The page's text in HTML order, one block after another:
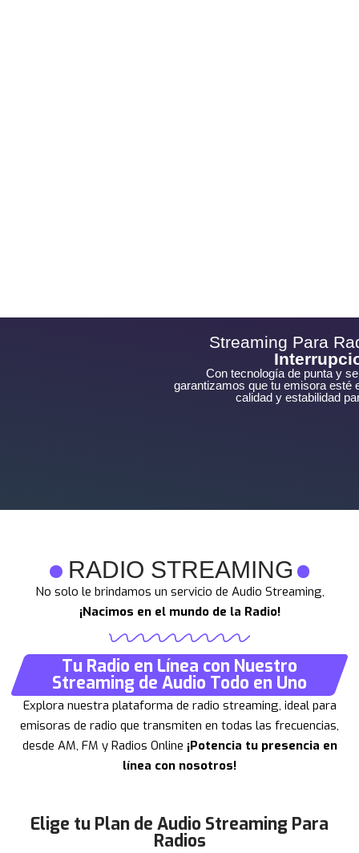
Streaming Para
Con tecnología de punta y
garantizamos que tu emisora esté
calidad y estabilidad
RADIO STREAMING
No solo le brindamos un servicio de Audio Streaming,
¡Nacimos en el mundo de la Radio!
Tu Radio en Línea con Nuestro
Streaming de Audio Todo en Uno
Explora nuestra plataforma de radio streaming, ideal para
emisoras de radio que transmiten en todas las frecuencias,
desde AM, FM y Radios Online ¡Potencia tu presencia en
línea con nosotros!
Elige tu Plan de Audio Streaming Para
Radios